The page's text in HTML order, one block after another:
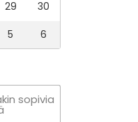
29
30
5 6
sopivia